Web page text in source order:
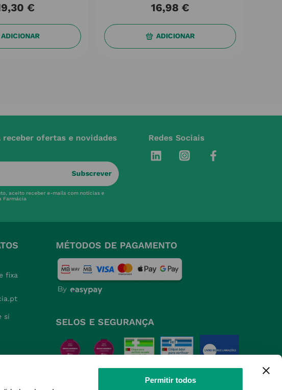
Permitir todos
,30 €
ADICIONAR
16,98 €
ADICIONAR
receber ofertas e novidades
Subscrever
aceito receber e-mails com notícias e
Farmácia
Redes Sociais
fixa
si
MÉTODOS DE PAGAMENTO
SELOS E SEGURANÇA